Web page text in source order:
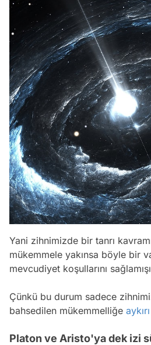
Yani zihnimizde bir tanrı
mükemmele yakınsa böyle bir
mevcudiyet koşullarını
Çünkü bu durum sadece
bahsedilen mükemmelliğe aykırı
Platon ve Aristo'ya dek izi